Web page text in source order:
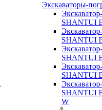
Экскаваторы-
SHANTUI
SHANTUI
SHANTUI
SHANTUI
SHANTUI
W